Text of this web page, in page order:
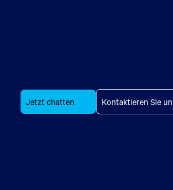
Jetzt chatten Kontaktieren Sie